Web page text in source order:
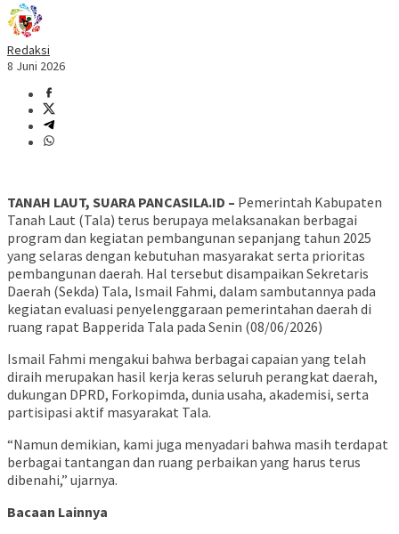
Redaksi
8 Juni 2026
TANAH LAUT, SUARA PANCASILA.ID – Pemerintah Kabupaten
Tanah Laut (Tala) terus berupaya melaksanakan berbagai
program dan kegiatan pembangunan sepanjang tahun 2025
yang selaras dengan kebutuhan masyarakat serta prioritas
pembangunan daerah. Hal tersebut disampaikan Sekretaris
Daerah (Sekda) Tala, Ismail Fahmi, dalam sambutannya pada
kegiatan evaluasi penyelenggaraan pemerintahan daerah di
ruang rapat Bapperida Tala pada Senin (08/06/2026)
Ismail Fahmi mengakui bahwa berbagai capaian yang telah
diraih merupakan hasil kerja keras seluruh perangkat daerah,
dukungan DPRD, Forkopimda, dunia usaha, akademisi, serta
partisipasi aktif masyarakat Tala.
“Namun demikian, kami juga menyadari bahwa masih terdapat
berbagai tantangan dan ruang perbaikan yang harus terus
dibenahi,” ujarnya.
Bacaan Lainnya